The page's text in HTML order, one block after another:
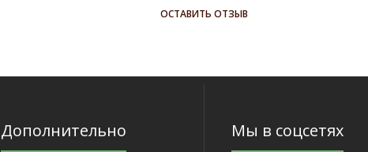
ОСТАВИТЬ ОТЗЫВ
Дополнительно Мы в соцсетях